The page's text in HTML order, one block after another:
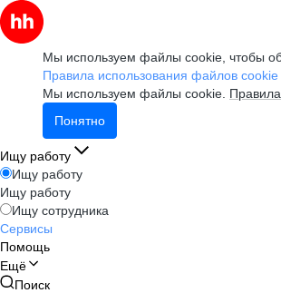
Мы используем файлы cookie, чтобы
Правила использования файлов cookie
Мы используем файлы cookie.
Понятно
Ищу работу
Ищу работу
Ищу работу
Ищу сотрудника
Сервисы
Помощь
Ещё
Поиск